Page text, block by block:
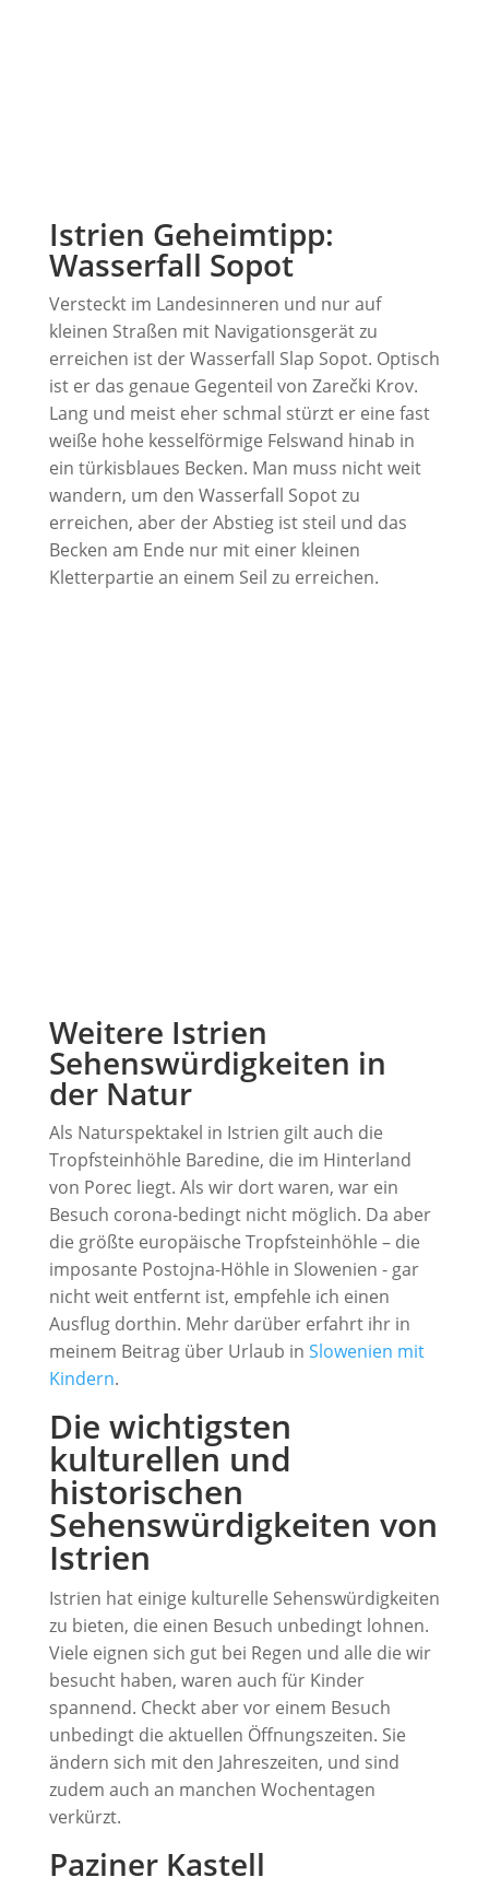
Istrien Geheimtipp:
Wasserfall Sopot
Versteckt im Landesinneren und nur auf
kleinen Straßen mit Navigationsgerät zu
erreichen ist der Wasserfall Slap Sopot. Optisch
ist er das genaue Gegenteil von Zarečki Krov.
Lang und meist eher schmal stürzt er eine fast
weiße hohe kesselförmige Felswand hinab in
ein türkisblaues Becken. Man muss nicht weit
wandern, um den Wasserfall Sopot zu
erreichen, aber der Abstieg ist steil und das
Becken am Ende nur mit einer kleinen
Kletterpartie an einem Seil zu erreichen.
Weitere Istrien
Sehenswürdigkeiten in
der Natur
Als Naturspektakel in Istrien gilt auch die
Tropfsteinhöhle Baredine, die im Hinterland
von Porec liegt. Als wir dort waren, war ein
Besuch corona-bedingt nicht möglich. Da aber
die größte europäische Tropfsteinhöhle – die
imposante Postojna-Höhle in Slowenien - gar
nicht weit entfernt ist, empfehle ich einen
Ausflug dorthin. Mehr darüber erfahrt ihr in
meinem Beitrag über Urlaub in Slowenien mit
Kindern.
Die wichtigsten
kulturellen und
historischen
Sehenswürdigkeiten von
Istrien
Istrien hat einige kulturelle Sehenswürdigkeiten
zu bieten, die einen Besuch unbedingt lohnen.
Viele eignen sich gut bei Regen und alle die wir
besucht haben, waren auch für Kinder
spannend. Checkt aber vor einem Besuch
unbedingt die aktuellen Öffnungszeiten. Sie
ändern sich mit den Jahreszeiten, und sind
zudem auch an manchen Wochentagen
verkürzt.
Paziner Kastell